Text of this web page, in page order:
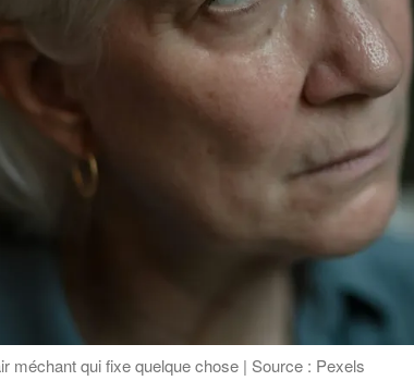
méchant qui fixe quelque chose | Source : Pexels